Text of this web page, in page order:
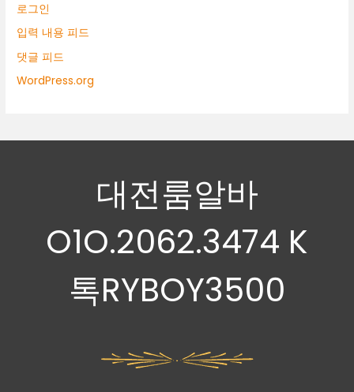
로그인
입력 내용 피드
댓글 피드
WordPress.org
대전룸알바
O1O.2062.3474 K
톡RYBOY3500